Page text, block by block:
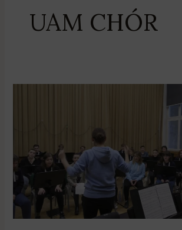
UAM CHÓR
lecie
Uniwersytetu
Poznańskiego.
Wyjątkowy